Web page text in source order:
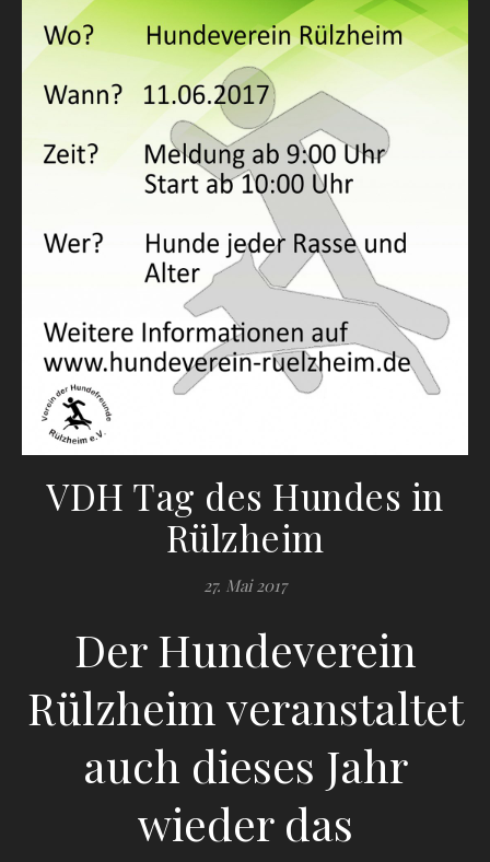
VDH Tag des Hundes in
Rülzheim
27. Mai 2017
Der Hundeverein
Rülzheim veranstaltet
auch dieses Jahr
wieder das